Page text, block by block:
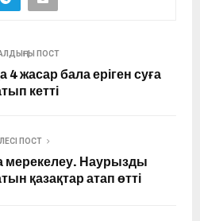
ПОСТ
жасар бала еріген суға
кетті
ПОСТ
мерекелеу. Наурызды
қазақтар атап өтті